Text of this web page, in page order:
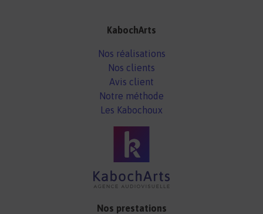
KabochArts
Nos réalisations
Nos clients
Avis client
Notre méthode
Les Kabochoux
Nos prestations